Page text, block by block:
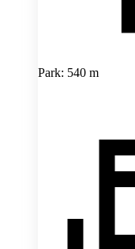
Park: 540 m